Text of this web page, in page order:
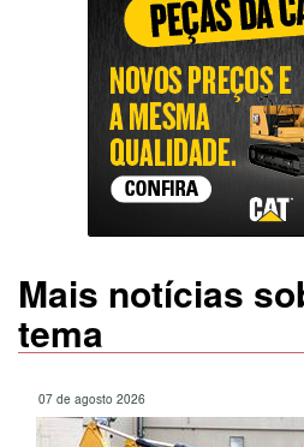
Mais notícias
tema
07 de agosto 2026